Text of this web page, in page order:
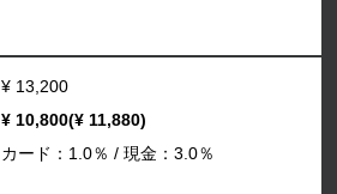
¥ 13,200
¥ 10,800(¥ 11,880)
カード：1.0％ / 現金：3.0％